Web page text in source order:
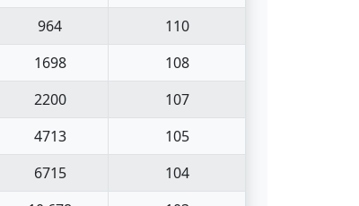
964
110
1698
108
2200
107
4713
105
6715
104